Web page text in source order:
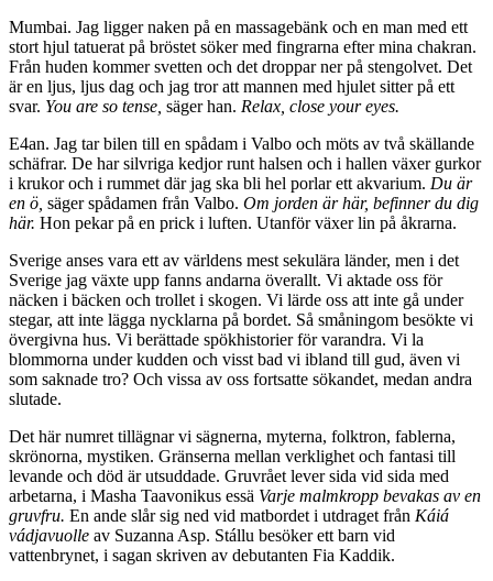
Mumbai. Jag ligger naken på en massagebänk och en man med ett
stort hjul tatuerat på bröstet söker med fingrarna efter mina chakran.
Från huden kommer svetten och det droppar ner på stengolvet. Det
är en ljus, ljus dag och jag tror att mannen med hjulet sitter på ett
svar. You are so tense, säger han. Relax, close your eyes.
E4an. Jag tar bilen till en spådam i Valbo och möts av två skällande
schäfrar. De har silvriga kedjor runt halsen och i hallen växer gurkor
i krukor och i rummet där jag ska bli hel porlar ett akvarium. Du är
en ö, säger spådamen från Valbo. Om jorden är här, befinner du dig
här. Hon pekar på en prick i luften. Utanför växer lin på åkrarna.
Sverige anses vara ett av världens mest sekulära länder, men i det
Sverige jag växte upp fanns andarna överallt. Vi aktade oss för
näcken i bäcken och trollet i skogen. Vi lärde oss att inte gå under
stegar, att inte lägga nycklarna på bordet. Så småningom besökte vi
övergivna hus. Vi berättade spökhistorier för varandra. Vi la
blommorna under kudden och visst bad vi ibland till gud, även vi
som saknade tro? Och vissa av oss fortsatte sökandet, medan andra
slutade.
Det här numret tillägnar vi sägnerna, myterna, folktron, fablerna,
skrönorna, mystiken. Gränserna mellan verklighet och fantasi till
levande och död är utsuddade. Gruvrået lever sida vid sida med
arbetarna, i Masha Taavonikus essä Varje malmkropp bevakas av en
gruvfru. En ande slår sig ned vid matbordet i utdraget från Káiá
vádjavuolle av Suzanna Asp. Stállu besöker ett barn vid
vattenbrynet, i sagan skriven av debutanten Fia Kaddik.